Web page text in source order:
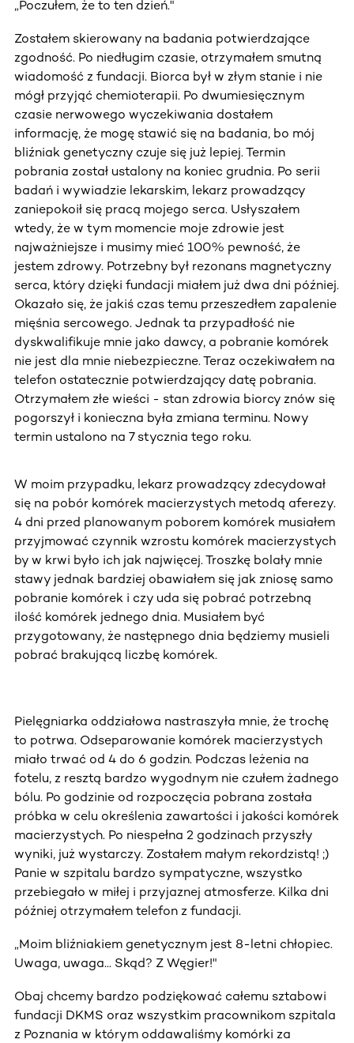
„Poczułem, że to ten dzień."
Zostałem skierowany na badania potwierdzające
zgodność. Po niedługim czasie, otrzymałem smutną
wiadomość z fundacji. Biorca był w złym stanie i nie
mógł przyjąć chemioterapii. Po dwumiesięcznym
czasie nerwowego wyczekiwania dostałem
informację, że mogę stawić się na badania, bo mój
bliźniak genetyczny czuje się już lepiej. Termin
pobrania został ustalony na koniec grudnia. Po serii
badań i wywiadzie lekarskim, lekarz prowadzący
zaniepokoił się pracą mojego serca. Usłyszałem
wtedy, że w tym momencie moje zdrowie jest
najważniejsze i musimy mieć 100% pewność, że
jestem zdrowy. Potrzebny był rezonans magnetyczny
serca, który dzięki fundacji miałem już dwa dni później.
Okazało się, że jakiś czas temu przeszedłem zapalenie
mięśnia sercowego. Jednak ta przypadłość nie
dyskwalifikuje mnie jako dawcy, a pobranie komórek
nie jest dla mnie niebezpieczne. Teraz oczekiwałem na
telefon ostatecznie potwierdzający datę pobrania.
Otrzymałem złe wieści - stan zdrowia biorcy znów się
pogorszył i konieczna była zmiana terminu. Nowy
termin ustalono na 7 stycznia tego roku.
W moim przypadku, lekarz prowadzący zdecydował
się na pobór komórek macierzystych metodą aferezy.
4 dni przed planowanym poborem komórek musiałem
przyjmować czynnik wzrostu komórek macierzystych
by w krwi było ich jak najwięcej. Troszkę bolały mnie
stawy jednak bardziej obawiałem się jak zniosę samo
pobranie komórek i czy uda się pobrać potrzebną
ilość komórek jednego dnia. Musiałem być
przygotowany, że następnego dnia będziemy musieli
pobrać brakującą liczbę komórek.
Pielęgniarka oddziałowa nastraszyła mnie, że trochę
to potrwa. Odseparowanie komórek macierzystych
miało trwać od 4 do 6 godzin. Podczas leżenia na
fotelu, z resztą bardzo wygodnym nie czułem żadnego
bólu. Po godzinie od rozpoczęcia pobrana została
próbka w celu określenia zawartości i jakości komórek
macierzystych. Po niespełna 2 godzinach przyszły
wyniki, już wystarczy. Zostałem małym rekordzistą! ;)
Panie w szpitalu bardzo sympatyczne, wszystko
przebiegało w miłej i przyjaznej atmosferze. Kilka dni
później otrzymałem telefon z fundacji.
„Moim bliźniakiem genetycznym jest 8-letni chłopiec.
Uwaga, uwaga... Skąd? Z Węgier!"
Obaj chcemy bardzo podziękować całemu sztabowi
fundacji DKMS oraz wszystkim pracownikom szpitala
z Poznania w którym oddawaliśmy komórki za